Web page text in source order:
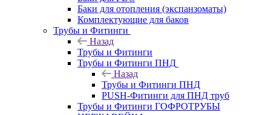
Баки для отопления (экспанзоматы)
Комплектующие для баков
Трубы и Фитинги
Назад
Трубы и Фитинги
Трубы и Фитинги ПНД
Назад
Трубы и Фитинги ПНД
PUSH-Фитинги для ПНД труб
Трубы и Фитинги ГОФРОТРУБЫ